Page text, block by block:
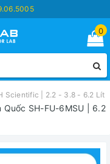
0
Scientific | 2.2 - 3.8 - 6.2 Lít
SH-FU-6MSU | 6.2